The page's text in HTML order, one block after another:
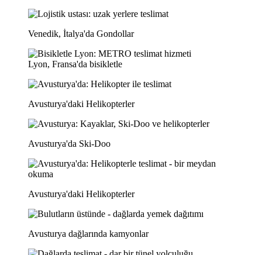
Venedik, İtalya'da Gondollar
Lyon, Fransa'da bisikletle
Avusturya'daki Helikopterler
Avusturya'da Ski-Doo
Avusturya'daki Helikopterler
Avusturya dağlarında kamyonlar